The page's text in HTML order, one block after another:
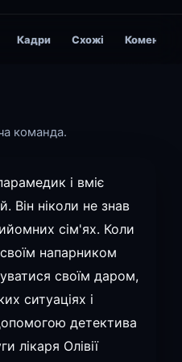
Кадри Схожі Коментарі
команда.
і вміє
Він ніколи не знав
сім'ях. Коли
напарником
своїм даром,
ситуаціях і
детектива
лікаря Олівії